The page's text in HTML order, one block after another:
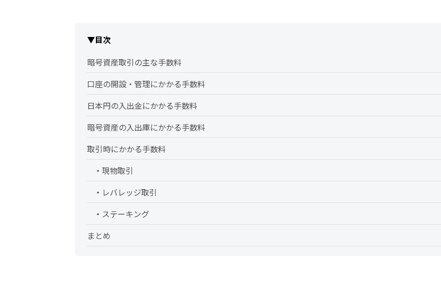
▼目次
暗号資産取引の主な手数料
口座の開設・管理にかかる手数料
日本円の入出金にかかる手数料
暗号資産の入出庫にかかる手数料
取引時にかかる手数料
現物取引
レバレッジ取引
ステーキング
まとめ